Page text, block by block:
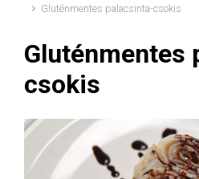
Gluténmentes palacsinta-csokis
Gluténmentes
csokis